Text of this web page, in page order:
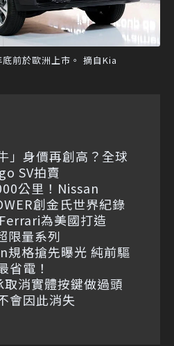
前於歐洲上市。 摘自Kia
」身價再創高？全球
SV拍賣
公里！Nissan
創金氏世界紀錄
為美國打造
限量系列
格搶先曝光 純前驅
省電！
取消實體按鍵做過頭
會因此消失